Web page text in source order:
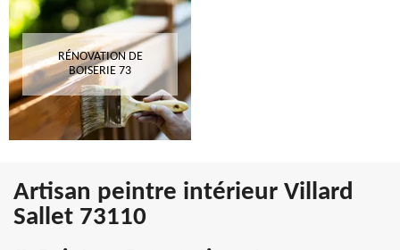
RÉNOVATION DE
BOISERIE 73
Artisan peintre intérieur Villard
Sallet 73110